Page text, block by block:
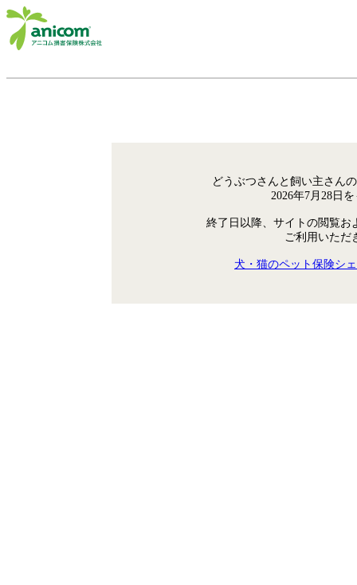
どうぶつさんと飼い主さん
2026年7月28日
終了日以降、サイトの閲覧お
ご利用いただ
犬・猫のペット保険シ